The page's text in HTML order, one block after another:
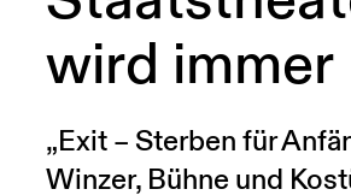
wird immer
„Exit – Sterben für
Winzer, Bühne und